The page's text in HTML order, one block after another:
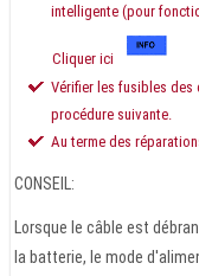
intelligente (pour
Cliquer ici
Vérifier les fusibles des
procédure suivante.
Au terme des
CONSEIL:
Lorsque le câble est
la batterie, le mode